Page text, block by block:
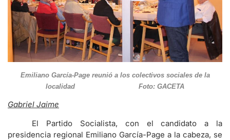
Emiliano García-Page reunió a los colectivos sociales de la
localidad Foto: GACETA
Gabriel Jaime
El Partido Socialista, con el candidato a la
presidencia regional Emiliano García-Page a la cabeza, se